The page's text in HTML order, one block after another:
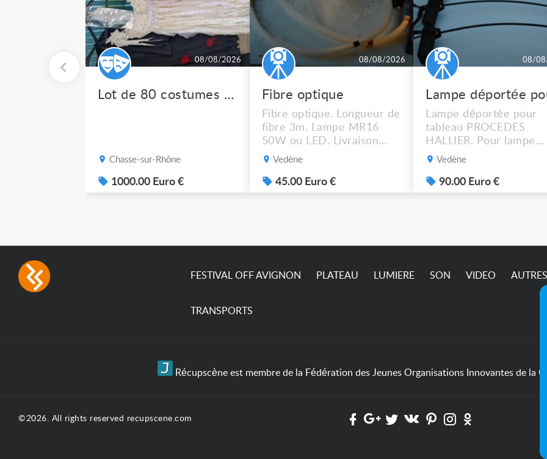
08/08/2026
Lot de 80 costumes de scène pro
Chasse-sur-Rhône
1000.00 Euro €
08/08/2026
Fibre optique
Fibre optique. Longueur de
fibre 3m. Lampe MR16
50W ou LED. Livraison
possible.
Vedène
45.00 Euro €
08/
Lampe déportée pour
tableau PROCEDES
HALLIER. Pour lampe
MR16 halogène ou LED
possible. 90€ le lot de 4.
Vedène
90.00 Euro €
FESTIVAL OFF AVIGNON PLATEAU LUMIERE SON VIDEO AUTRES
TRANSPORTS
Récupscène est membre de la Fédération des Jeunes Organisations Innovantes de la
©2026. All rights reserved recupscene.com